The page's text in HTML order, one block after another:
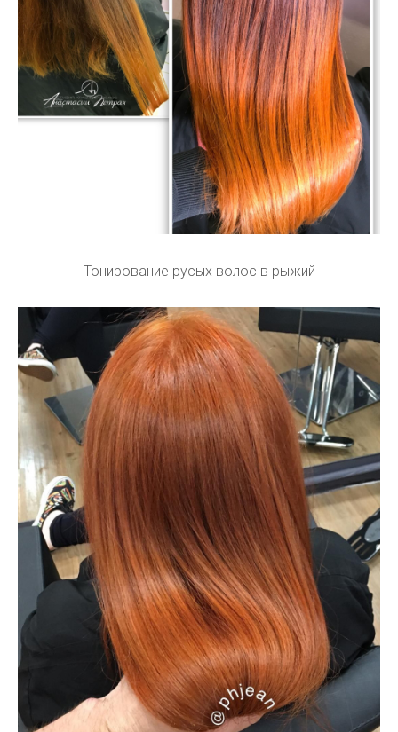
Тонирование русых волос в рыжий